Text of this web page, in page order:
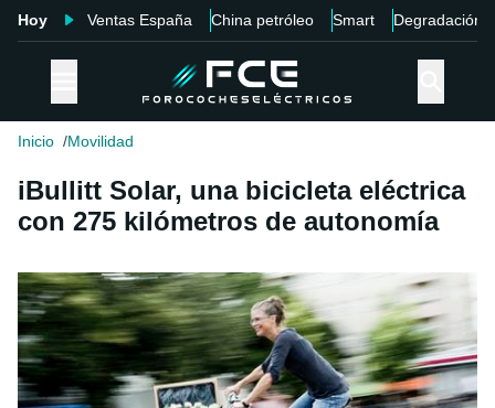
Hoy Ventas España China petróleo Smart Degradación
Inicio Movilidad
iBullitt Solar, una bicicleta eléctrica
con 275 kilómetros de autonomía